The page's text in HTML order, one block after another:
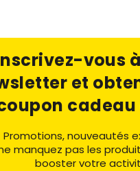
vous
et
cadeau
Promotions, nouveautés
manquez pas les
booster votre